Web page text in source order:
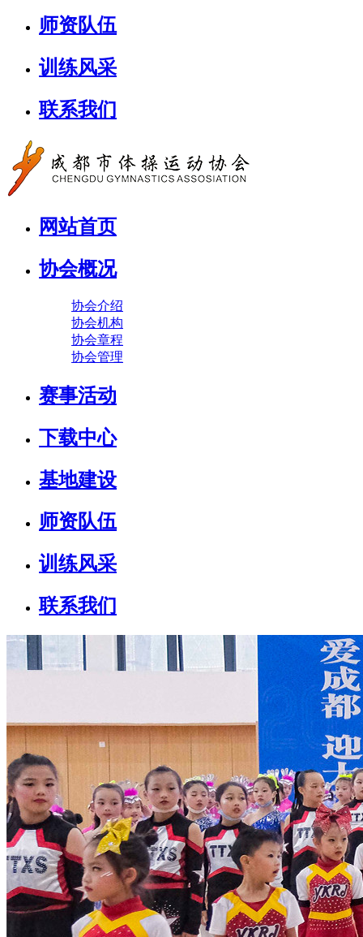
师资队伍
训练风采
联系我们
网站首页
协会概况
协会介绍
协会机构
协会章程
协会管理
赛事活动
下载中心
基地建设
师资队伍
训练风采
联系我们